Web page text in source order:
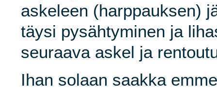
askeleen (harppauksen)
täysi pysähtyminen ja
seuraava askel ja
Ihan solaan saakka